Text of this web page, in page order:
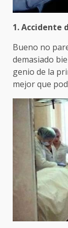
1. Accidente
Bueno no
demasiado
genio de la
mejor que